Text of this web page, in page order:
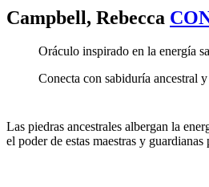
Campbell, Rebecca
Oráculo inspirado en la energía
Conecta con sabiduría ancestral
Las piedras ancestrales albergan la
el poder de estas maestras y